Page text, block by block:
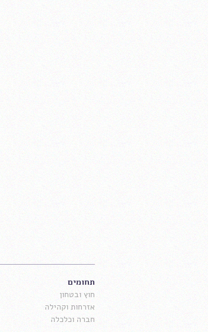
תחומים
חוץ ובטחון
אזרחות וקהילה
חברה וכלכלה